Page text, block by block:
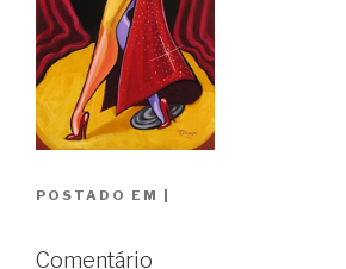
POSTADO EM
Comentário